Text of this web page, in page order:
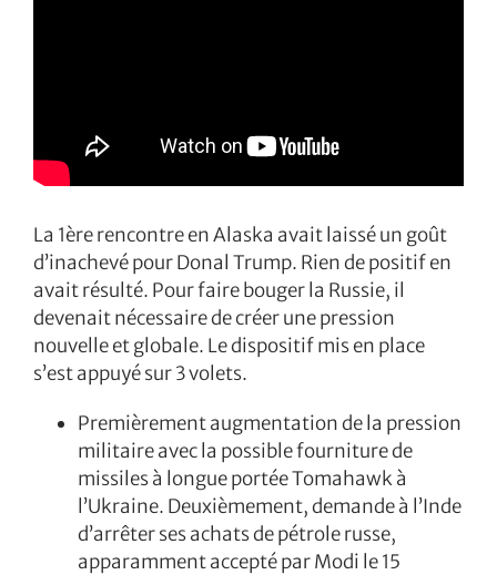
La 1ère rencontre en Alaska avait laissé un goût
d’inachevé pour Donal Trump. Rien de positif en
avait résulté. Pour faire bouger la Russie, il
devenait nécessaire de créer une pression
nouvelle et globale. Le dispositif mis en place
s’est appuyé sur 3 volets.
Premièrement augmentation de la pression
militaire avec la possible fourniture de
missiles à longue portée Tomahawk à
l’Ukraine. Deuxièmement, demande à l’Inde
d’arrêter ses achats de pétrole russe,
apparamment accepté par Modi le 15